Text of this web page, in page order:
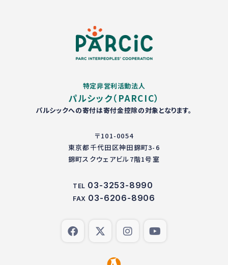
特定非営利活動法人
パルシック（PARCIC）
パルシックへの寄付は寄付金控除の対象となります。
〒101-0054
東京都千代田区神田錦町3-6
錦町スクウェアビル7階1号室
TEL 03-3253-8990
FAX 03-6206-8906